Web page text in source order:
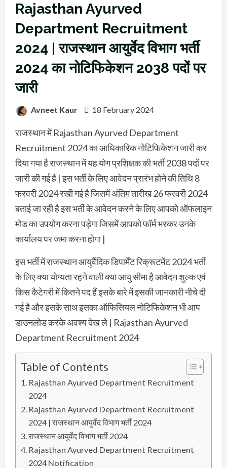
Rajasthan Ayurved
Department Recruitment
2024 | राजस्थान आयुर्वेद विभाग भर्ती
2024 का नोटिफिकेशन 2038 पदों पर
जारी
Avneet Kaur 18 February 2024
राजस्थान में Rajasthan Ayurved Department
Recruitment 2024 का आधिकारिक नोटिफिकेशन जारी कर
दिया गया है राजस्थान में यह योग प्रशिक्षक की भर्ती 2038 पदों पर
जारी की गई है | इस भर्ती के लिए आवेदन प्रारंभ होने की तिथि 8
फरवरी 2024 रखी गई है जिसमें अंतिम तारीख 26 फरवरी 2024
बताई जा रही है इस भर्ती के आवेदन करने के लिए आपको ऑफलाइन
मोड का उपयोग करना पड़ेगा जिसमें आपको फॉर्म भरकर उनके
कार्यालय पर जमा करना होगा |
इस भर्ती में राजस्थान आयुर्वैदिक डिपार्मेंट रिक्रूटमेंट 2024 भर्ती
के लिए क्या योग्यता रहने वाली क्या आयु सीमा है आवेदन शुल्क एवं
किस कैटेगरी में कितने पद हैं इसके बारे में इसकी जानकारी नीचे दी
गई है और इसके साथ इसका ऑफिसियल नोटिफिकेशन भी आप
डाउनलोड करके अवश्य देख ले | Rajasthan Ayurved
Department Recruitment 2024
Table of Contents
Rajasthan Ayurved Department Recruitment
2024
Rajasthan Ayurved Department Recruitment
2024 | राजस्थान आयुर्वेद विभाग भर्ती 2024
राजस्थान आयुर्वेद विभाग भर्ती 2024
Rajasthan Ayurved Department Recruitment
2024 Notification